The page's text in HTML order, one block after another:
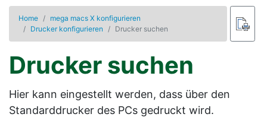
Home
mega macs X konfigurieren
Drucker konfigurieren
Drucker suchen
Drucker suchen
Hier kann eingestellt werden, dass über den
Standarddrucker des PCs gedruckt wird.